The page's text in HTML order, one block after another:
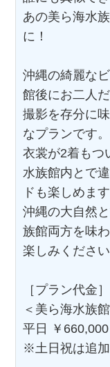
あの美ら海水
に！
沖縄の綺麗な
館後にお二人
撮影を存分に
なプランです。
衣裳が2着もつ
水族館内とで
ドも楽しめます
沖縄の大自然
族館両方を味
楽しみください
［プラン代金］
＜美ら海水族
平日 ￥660,000
※土日祝は追加